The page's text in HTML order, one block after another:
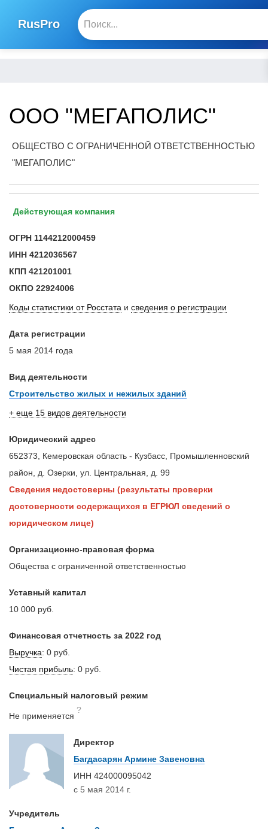
RusPro
ООО "МЕГАПОЛИС"
ОБЩЕСТВО С ОГРАНИЧЕННОЙ ОТВЕТСТВЕННОСТЬЮ
"МЕГАПОЛИС"
Действующая компания
ОГРН 1144212000459
ИНН 4212036567
КПП 421201001
ОКПО 22924006
Коды статистики от Росстата и сведения о регистрации
Дата регистрации
5 мая 2014 года
Вид деятельности
Строительство жилых и нежилых зданий
+ еще 15 видов деятельности
Юридический адрес
652373, Кемеровская область - Кузбасс, Промышленновский
район, д. Озерки, ул. Центральная, д. 99
Сведения недостоверны (результаты проверки
достоверности содержащихся в ЕГРЮЛ сведений о
юридическом лице)
Организационно-правовая форма
Общества с ограниченной ответственностью
Уставный капитал
10 000 руб.
Финансовая отчетность за 2022 год
Выручка: 0 руб.
Чистая прибыль: 0 руб.
Специальный налоговый режим
Не применяется
?
Директор
Багдасарян Армине Завеновна
ИНН 424000095042
с 5 мая 2014 г.
Учредитель